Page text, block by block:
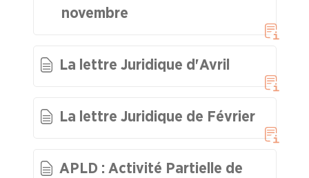
La question du moment ...
Faire Vivre le Collectif
novembre
La lettre Juridique d'Avril
La lettre Juridique de Février
APLD : Activité Partielle de